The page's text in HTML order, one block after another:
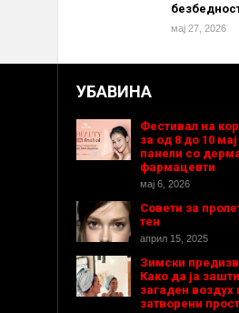
мај 27, 2026
УБАВИНА
Фестивал на
за од 8 до 10
панели со
фармацевти
мај 6, 2026
Совети за
тен
април 15, 2025
Зимски
Како да ја
загаден воздух
затворени